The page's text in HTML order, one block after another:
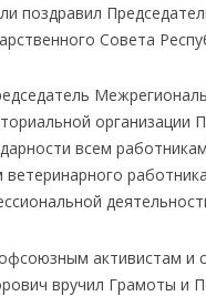
поздравил
Совета
всем
ветеринарного
активистам и
вручил Грамоты и